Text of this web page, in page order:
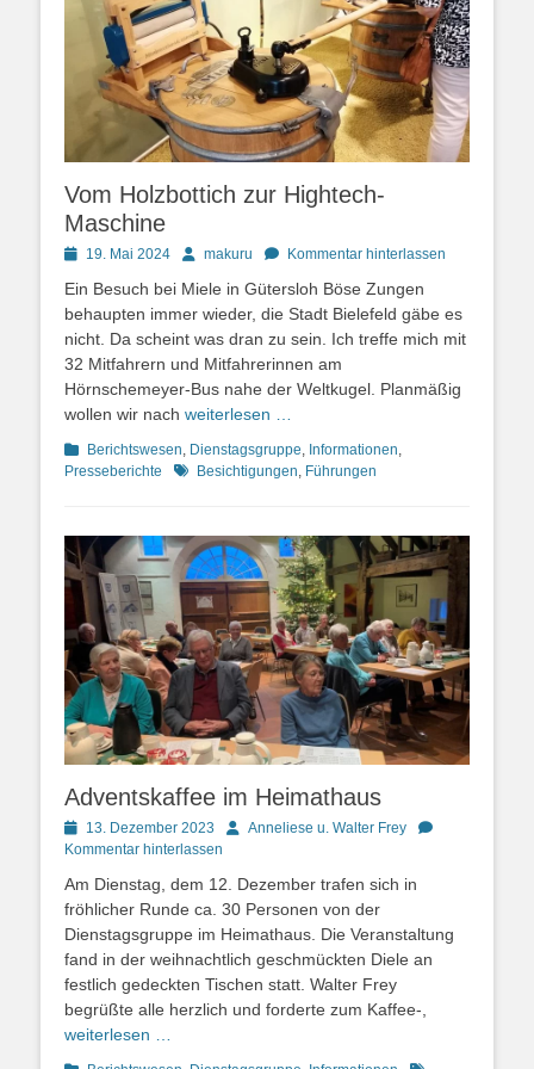
Vom Holzbottich zur Hightech-
Maschine
Posted19. Mai 2024 Autormakuru Kommentar hinterlassen
Ein Besuch bei Miele in Gütersloh Böse Zungen
behaupten immer wieder, die Stadt Bielefeld gäbe es
nicht. Da scheint was dran zu sein. Ich treffe mich mit
32 Mitfahrern und Mitfahrerinnen am
Hörnschemeyer-Bus nahe der Weltkugel. Planmäßig
wollen wir nach weiterlesen …
Kategorien
Berichtswesen, Dienstagsgruppe, Informationen,
Presseberichte
Schlagworte
Besichtigungen, Führungen
Adventskaffee im Heimathaus
Posted
on
13. Dezember 2023 AutorAnneliese u. Walter Frey
Kommentar hinterlassen
Am Dienstag, dem 12. Dezember trafen sich in
fröhlicher Runde ca. 30 Personen von der
Dienstagsgruppe im Heimathaus. Die Veranstaltung
fand in der weihnachtlich geschmückten Diele an
festlich gedeckten Tischen statt. Walter Frey
begrüßte alle herzlich und forderte zum Kaffee-,
weiterlesen …